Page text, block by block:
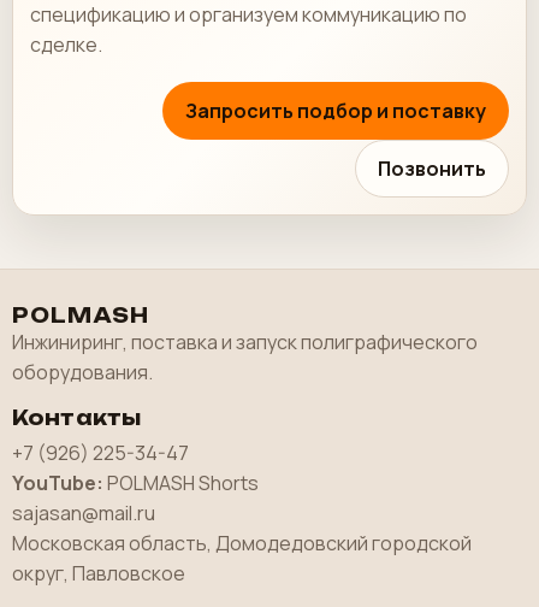
спецификацию и организуем коммуникацию по
сделке.
Запросить подбор и поставку
Позвонить
POLMASH
Инжиниринг, поставка и запуск полиграфического
оборудования.
Контакты
+7 (926) 225-34-47
YouTube: POLMASH Shorts
sajasan@mail.ru
Московская область, Домодедовский городской
округ, Павловское